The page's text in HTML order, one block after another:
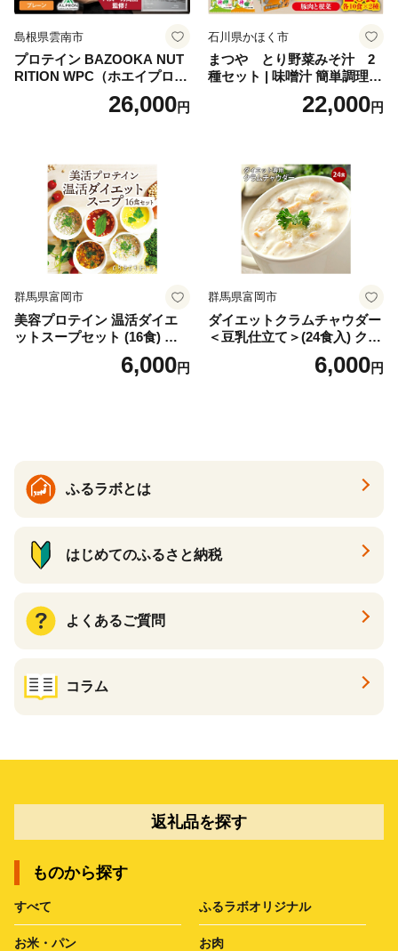
島根県雲南市
プロテイン BAZOOKA NUT
RITION WPC（ホエイプロテ
イン）＜プレーン＞ 900g｜
バズーカ岡田監修・植物由来
ロン [AIEN005]
26,000円
石川県かほく市
まつや とり野菜みそ汁 2
種セット | 味噌汁 簡単調理
お味噌 おみそ みそ とり野菜
時短料理 時短ごはん ご当地
22,000円
群馬県富岡市
美容プロテイン 温活ダイエ
ットスープセット (16食) 小
分け スープ 食べ比べ セット
詰合せ クラムチャウダー チ
6,000円
群馬県富岡市
ダイエットクラムチャウダー
＜豆乳仕立て＞(24食入) クラ
ムチャウダー 豆乳 ダイエッ
ト スープ プロテイン たんぱ
6,000円
ふるラボとは
はじめてのふるさと納税
よくあるご質問
コラム
返礼品を探す
ものから探す
すべて ふるラボオリジナル
お米・パン お肉